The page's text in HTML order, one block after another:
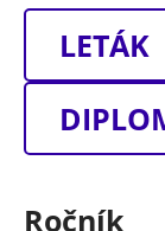
LETÁK
Ročník